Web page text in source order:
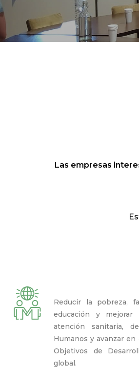
Las empresas
Reducir la pobreza,
educación y mejorar
atención sanitaria,
Humanos y avanzar
Objetivos de
global.